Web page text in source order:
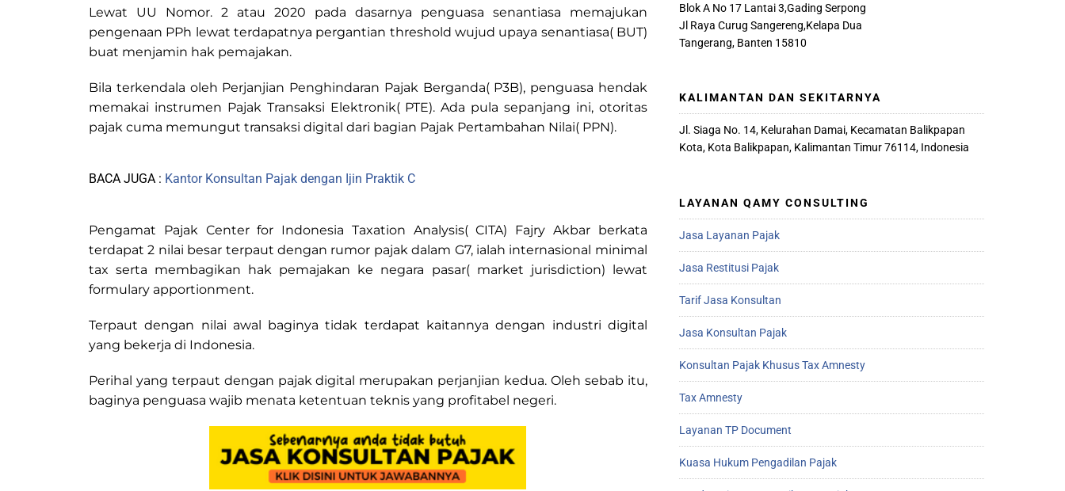
Lewat UU Nomor. 2 atau 2020 pada dasarnya penguasa senantiasa memajukan
pengenaan PPh lewat terdapatnya pergantian threshold wujud upaya senantiasa( BUT)
buat menjamin hak pemajakan.
Bila terkendala oleh Perjanjian Penghindaran Pajak Berganda( P3B), penguasa hendak
memakai instrumen Pajak Transaksi Elektronik( PTE). Ada pula sepanjang ini, otoritas
pajak cuma memungut transaksi digital dari bagian Pajak Pertambahan Nilai( PPN).
BACA JUGA : Kantor Konsultan Pajak dengan Ijin Praktik C
Pengamat Pajak Center for Indonesia Taxation Analysis( CITA) Fajry Akbar berkata
terdapat 2 nilai besar terpaut dengan rumor pajak dalam G7, ialah internasional minimal
tax serta membagikan hak pemajakan ke negara pasar( market jurisdiction) lewat
formulary apportionment.
Terpaut dengan nilai awal baginya tidak terdapat kaitannya dengan industri digital
yang bekerja di Indonesia.
Perihal yang terpaut dengan pajak digital merupakan perjanjian kedua. Oleh sebab itu,
baginya penguasa wajib menata ketentuan teknis yang profitabel negeri.
Blok A No 17 Lantai 3,Gading Serpong
Jl Raya Curug Sangereng,Kelapa Dua
Tangerang, Banten 15810
KALIMANTAN DAN SEKITARNYA
Jl. Siaga No. 14, Kelurahan Damai, Kecamatan Balikpapan
Kota, Kota Balikpapan, Kalimantan Timur 76114, Indonesia
LAYANAN QAMY CONSULTING
Jasa Layanan Pajak
Jasa Restitusi Pajak
Tarif Jasa Konsultan
Jasa Konsultan Pajak
Konsultan Pajak Khusus Tax Amnesty
Tax Amnesty
Layanan TP Document
Kuasa Hukum Pengadilan Pajak